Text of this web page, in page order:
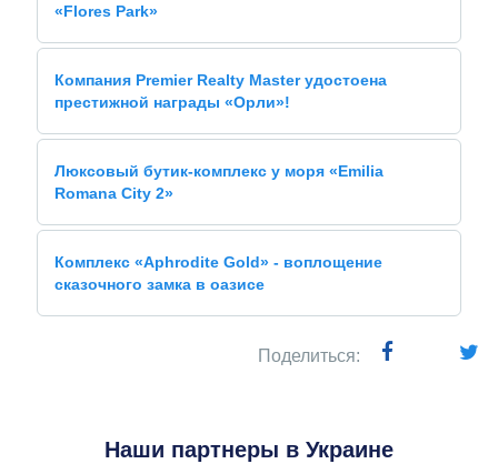
«Flores Park»
Компания Premier Realty Master удостоена
престижной награды «Орли»!
Люксовый бутик-комплекс у моря «Emilia
Romana City 2»
Комплекс «Aphrodite Gold» - воплощение
сказочного замка в оазисе
Поделиться:
Наши партнеры в Украине